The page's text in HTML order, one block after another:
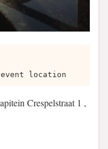
location
Crespelstraat 1 ,